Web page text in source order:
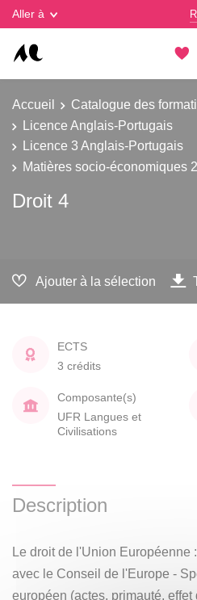
Aller à
Accueil Catalogue des
Licence Anglais-Portugais
Licence 3 Anglais-Portugais
Matières socio-économiques 2
Droit 4
Ajouter à la sélection
ECTS
3 crédits
Composante(s)
UFR Langues et
Civilisations
Description
Le droit de l'Union Européenne
avec le Conseil de l'Europe -
européen (actes, primauté,
Gestion des cookies